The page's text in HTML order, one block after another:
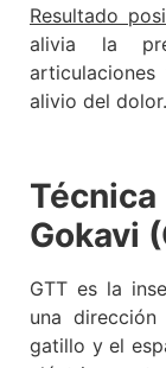
Resultado
alivia la
alivio del dolor.
Gokavi
GTT es la
una
gatillo y el